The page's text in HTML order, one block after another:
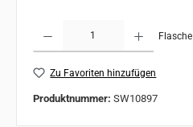
Flasche
Zu Favoriten hinzufügen
Produktnummer: SW10897